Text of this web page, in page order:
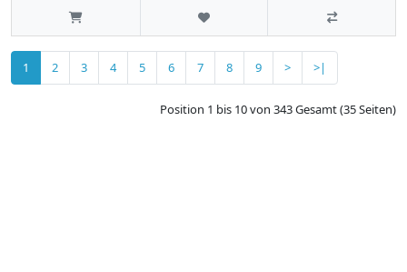
1 2 3 4 5 6 7 8 9 > >|
Position 1 bis 10 von 343 Gesamt (35 Seiten)